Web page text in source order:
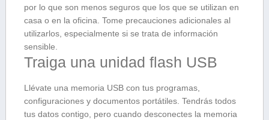
por lo que son menos seguros que los que se utilizan en
casa o en la oficina. Tome precauciones adicionales al
utilizarlos, especialmente si se trata de información
sensible.
Traiga una unidad flash USB
Llévate una memoria USB con tus programas,
configuraciones y documentos portátiles. Tendrás todos
tus datos contigo, pero cuando desconectes la memoria